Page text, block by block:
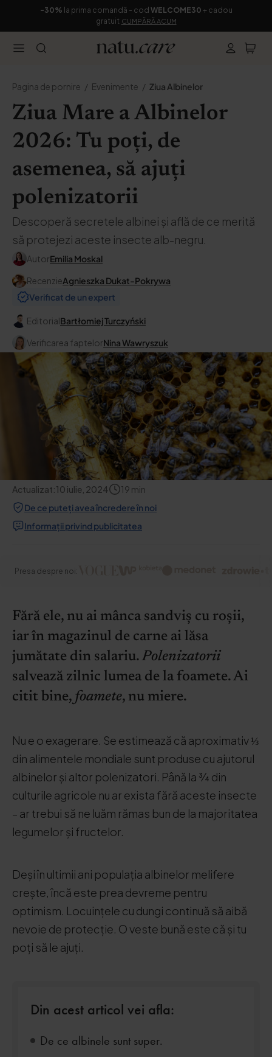
-30% la prima comandă - cod WELCOME30 + cadou
gratuit CUMPĂRĂ ACUM
Pagina de pornire Evenimente Ziua Albinelor
Ziua Mare a Albinelor
2026: Tu poți, de
asemenea, să ajuți
polenizatorii
Descoperă secretele albinei și află de ce merită
să protejezi aceste insecte alb-negru.
AutorEmilia Moskal
RecenzieAgnieszka Dukat-Pokrywa
Verificat de un expert
EditorialBartłomiej Turczyński
Verificarea faptelorNina Wawryszuk
Actualizat:10 iulie, 2024 19 min
De ce puteți avea încredere în noi
Informații privind publicitatea
Presa despre noi:
Fără ele, nu ai mânca sandviș cu roșii,
iar în magazinul de carne ai lăsa
jumătate din salariu. Polenizatorii
salvează zilnic lumea de la foamete. Ai
citit bine, foamete, nu miere.
Nu e o exagerare. Se estimează că aproximativ ⅓
din alimentele mondiale sunt produse cu ajutorul
albinelor și altor polenizatori. Până la ¾ din
culturile agricole nu ar exista fără aceste insecte
– ar trebui să ne luăm rămas bun de la majoritatea
legumelor și fructelor.
Deși în ultimii ani populația albinelor melifere
crește, încă este prea devreme pentru
optimism. Locuințele cu dungi continuă să aibă
nevoie de protecție. O veste bună este că și tu
poți să le ajuți.
Din acest articol vei afla:
De ce albinele sunt super.